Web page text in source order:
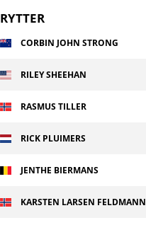
RYTTER
CORBIN JOHN STRONG
RILEY SHEEHAN
RASMUS TILLER
RICK PLUIMERS
JENTHE BIERMANS
KARSTEN LARSEN FELDMANN